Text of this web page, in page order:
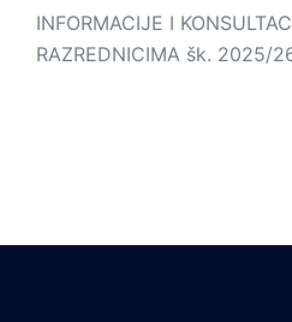
INFORMACIJE I
RAZREDNICIMA šk. 2025/